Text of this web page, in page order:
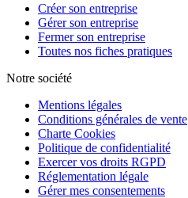
Créer son entreprise
Gérer son entreprise
Fermer son entreprise
Toutes nos fiches pratiques
Notre société
Mentions légales
Conditions générales de vente
Charte Cookies
Politique de confidentialité
Exercer vos droits RGPD
Réglementation légale
Gérer mes consentements